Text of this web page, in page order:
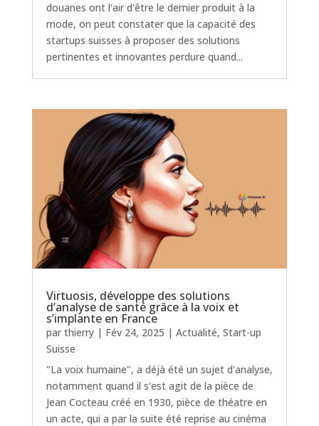
douanes ont l'air d'être le dernier produit à la
mode, on peut constater que la capacité des
startups suisses à proposer des solutions
pertinentes et innovantes perdure quand...
Virtuosis, développe des solutions
d’analyse de santé grâce à la voix et
s’implante en France
par thierry| Fév 24, 2025 | Actualité, Start-up
Suisse
"La voix humaine", a déjà été un sujet d'analyse,
notamment quand il s'est agit de la pièce de
Jean Cocteau créé en 1930, pièce de théatre en
un acte, qui a par la suite été reprise au cinéma